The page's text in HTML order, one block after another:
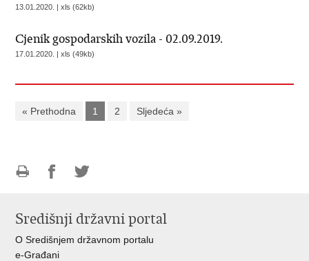
13.01.2020. | xls (62kb)
Cjenik gospodarskih vozila - 02.09.2019.
17.01.2020. | xls (49kb)
« Prethodna 1 2 Sljedeća »
FacebookuTwitteru
Središnji državni portal
O Središnjem državnom portalu
e-Građani